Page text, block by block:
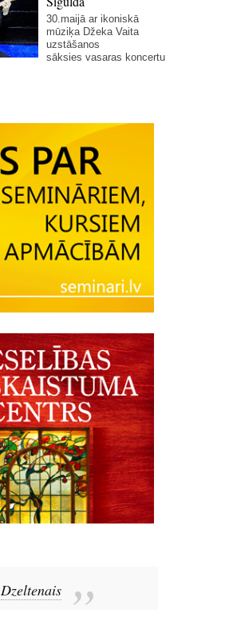
30.maijā ar ikoniskā
mūziķa Džeka Vaita
uzstāšanos
sāksies vasaras koncertu
Dzeltenais